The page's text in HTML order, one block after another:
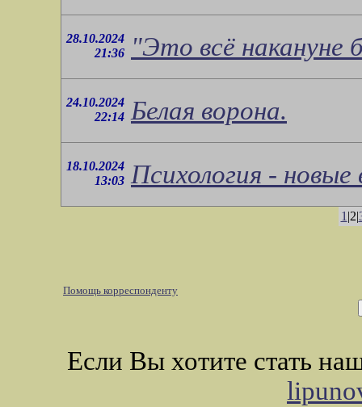
28.10.2024
21:36
"Это всё накануне
24.10.2024
22:14 Белая ворона.
18.10.2024
13:03 Психология -
1 |2|
Помощь корреспонденту
Если Вы хотите стать